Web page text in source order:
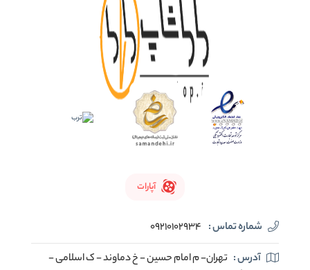
آپارات
شماره تماس : 09210102934
آدرس : تهران- م امام حسین - خ دماوند - ک اسلامی -